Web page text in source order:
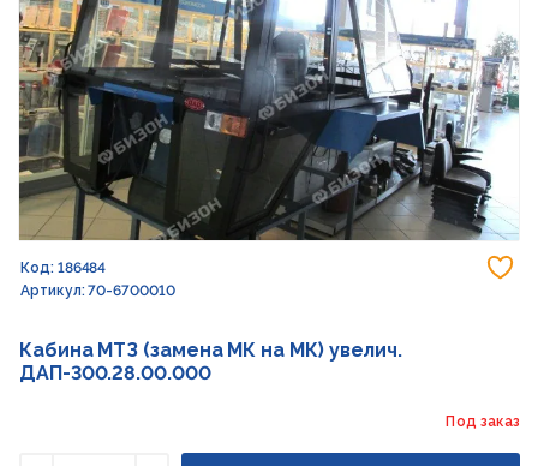
Код: 186484
Артикул: 70-6700010
Кабина МТЗ (замена МК на МК) увелич.
ДАП-300.28.00.000
Под заказ